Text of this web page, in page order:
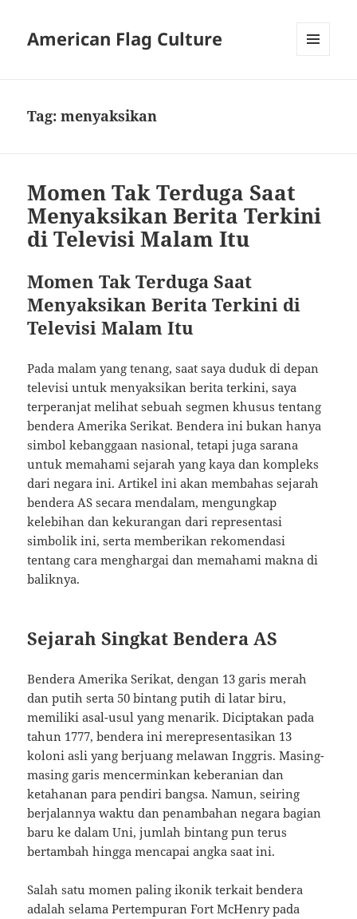
American Flag Culture
Tag:menyaksikan
Momen Tak Terduga Saat
Menyaksikan Berita Terkini
di Televisi Malam Itu
Momen Tak Terduga Saat
Menyaksikan Berita Terkini di
Televisi Malam Itu
Pada malam yang tenang, saat saya duduk di depan
televisi untuk menyaksikan berita terkini, saya
terperanjat melihat sebuah segmen khusus tentang
bendera Amerika Serikat. Bendera ini bukan hanya
simbol kebanggaan nasional, tetapi juga sarana
untuk memahami sejarah yang kaya dan kompleks
dari negara ini. Artikel ini akan membahas sejarah
bendera AS secara mendalam, mengungkap
kelebihan dan kekurangan dari representasi
simbolik ini, serta memberikan rekomendasi
tentang cara menghargai dan memahami makna di
baliknya.
Sejarah Singkat Bendera AS
Bendera Amerika Serikat, dengan 13 garis merah
dan putih serta 50 bintang putih di latar biru,
memiliki asal-usul yang menarik. Diciptakan pada
tahun 1777, bendera ini merepresentasikan 13
koloni asli yang berjuang melawan Inggris. Masing-
masing garis mencerminkan keberanian dan
ketahanan para pendiri bangsa. Namun, seiring
berjalannya waktu dan penambahan negara bagian
baru ke dalam Uni, jumlah bintang pun terus
bertambah hingga mencapai angka saat ini.
Salah satu momen paling ikonik terkait bendera
adalah selama Pertempuran Fort McHenry pada